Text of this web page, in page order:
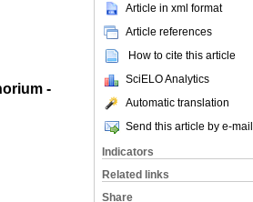
Article in xml format
Article references
How to cite this article
SciELO Analytics
Automatic translation
Send this article by e-mail
Indicators
Related links
Share
-